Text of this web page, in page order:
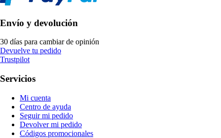
Envío y devolución
30 días para cambiar de opinión
Devuelve tu pedido
Trustpilot
Servicios
Mi cuenta
Centro de ayuda
Seguir mi pedido
Devolver mi pedido
Códigos promocionales